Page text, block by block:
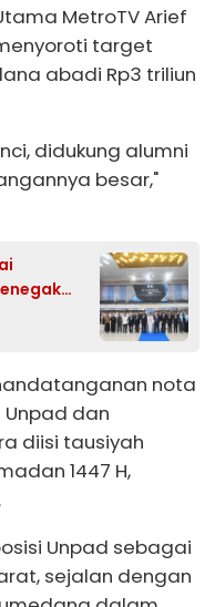
MetroTV Arief
target
abadi Rp3 triliun
didukung alumni
besar,"
nota
dan
diisi tausiyah
1447 H,
Unpad sebagai
sejalan dengan